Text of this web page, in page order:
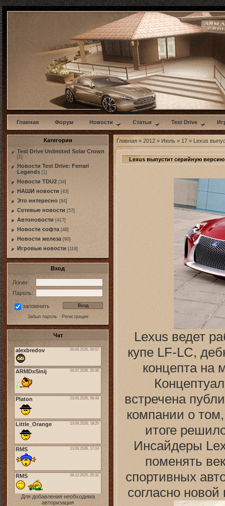
w
Главная Форум Новости Статьи Test Drive
Категории
Test Drive Unlimited Solar Crown
[1]
Новости Test Drive: Ferrari
Legends [1]
Новости TDU2 [34]
НАШИ новости [43]
Это интересно [84]
Сетевые новости [57]
Автоновости [417]
Новости софта [48]
Новоcти железа [90]
Игровые новости [119]
Вход
Логин:
Пароль:
запомнить
Забыл пароль· Регистрация
Чат
Для добавления необходима
авторизация
Главная » 2012 » Июль » 17 » Lexus
Lexus выпустит серийную версию
Lexus ведет
купе LF-LC,
концепта на
встречена
компании о
итоге
Инсайдеры
поменять
спортивных
согласно